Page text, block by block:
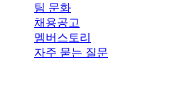
팀 문화
채용공고
멤버스토리
자주 묻는 질문